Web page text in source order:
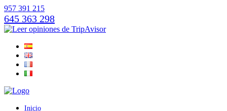
957 391 215
645 363 298
Inicio